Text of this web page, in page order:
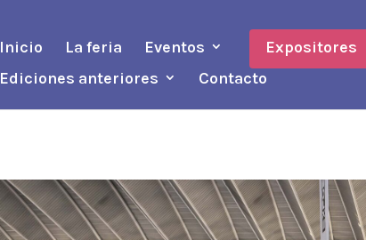
Inicio La feria Eventos Expositores
Ediciones anteriores
Contacto